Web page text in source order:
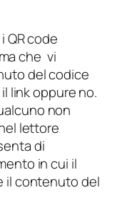
QR code
che vi
del codice
link oppure no.
non
lettore
di
in cui il
il contenuto del